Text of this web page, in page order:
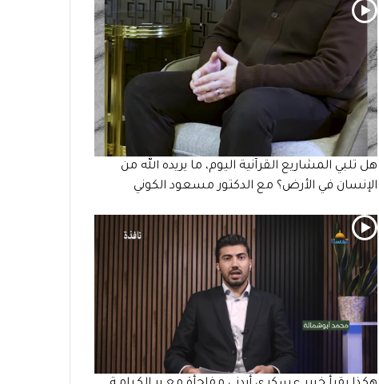
هل تلبي المشاريع القرآنية اليوم، ما يريده الله من
الإنسان في الأرض؟ مع الدكتور مسعود الكوني